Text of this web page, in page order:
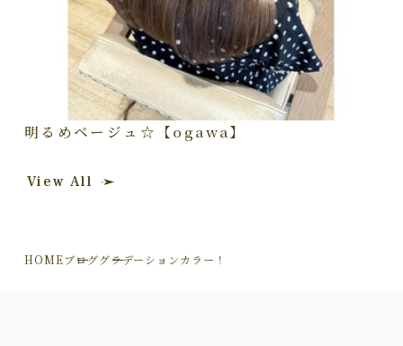
明るめベージュ☆【ogawa】
View All
HOMEブロググラデーションカラー！